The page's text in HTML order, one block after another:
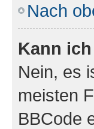
Nach
Kann
Nein, es
meisten
BBCode